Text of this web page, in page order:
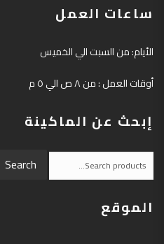
ساعات العمل
الأيام: من السبت الي الخميس
أوقات العمل : من ٨ ص الي ٥ م
إبحث عن الماكينة
Search
for:
Search
الموقع